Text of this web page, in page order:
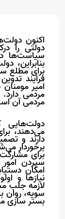
اکنون
دولتی را
سیاست‌ها
بنابراین،
برای مطلع
فرایند
امیر
مردمی
مردمی آن
می‌دهند،
دارند و
برخوردار
برای
سپردن
امکان
نیازها و
لازمه جلب
سویه،
بستر سازی